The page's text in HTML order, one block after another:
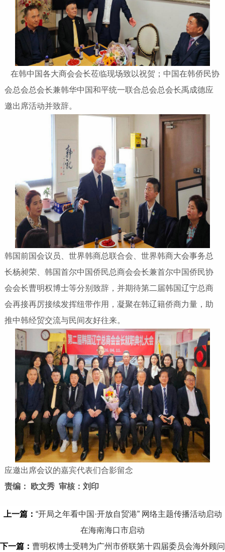
在韩中国各大商会会长莅临现场致以祝贺；中国在韩侨民协
会总会总会长兼韩华中国和平统一联合总会总会长禹成德应
邀出席活动并致辞。
韩国前国会议员、世界韩商总联合会、世界韩商大会事务总
长杨昶荣、韩国首尔中国侨民总商会会长兼首尔中国侨民协
会会长曹明权博士等分别致辞，并期待第二届韩国辽宁总商
会再接再厉接续发挥纽带作用，凝聚在韩辽籍侨商力量，助
推中韩经贸交流与民间友好往来。
应邀出席会议的嘉宾代表们合影留念
责编： 欧文秀 审核：刘印
上一篇： “开局之年看中国·开放自贸港” 网络主题传播活动启动
在海南海口市启动
下一篇： 曹明权博士受聘为广州市侨联第十四届委员会海外顾问